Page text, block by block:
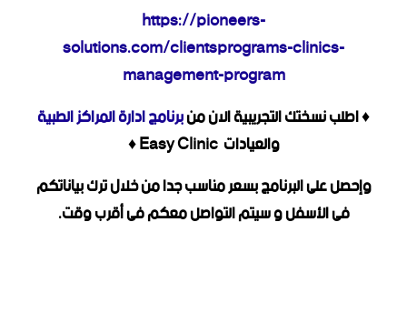
https://pioneers-
solutions.com/clientsprograms-clinics-
management-program
♦ اطلب نسختك التجريبية الان منبرنامج ادارة المراكز الطبية
والعيادات Easy Clinic ♦
وإحصل على البرنامج بسعر مناسب جدا من خلال ترك بياناتكم
فى الأسفل و سيتم التواصل معكم فى أقرب وقت.